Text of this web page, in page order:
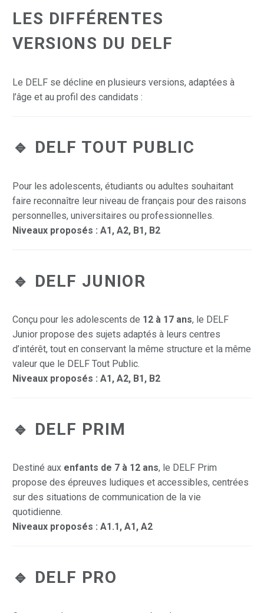
LES DIFFÉRENTES
VERSIONS DU DELF
Le DELF se décline en plusieurs versions, adaptées à
l’âge et au profil des candidats :
🔹 DELF TOUT PUBLIC
Pour les adolescents, étudiants ou adultes souhaitant
faire reconnaître leur niveau de français pour des raisons
personnelles, universitaires ou professionnelles.
Niveaux proposés : A1, A2, B1, B2
🔹 DELF JUNIOR
Conçu pour les adolescents de 12 à 17 ans, le DELF
Junior propose des sujets adaptés à leurs centres
d’intérêt, tout en conservant la même structure et la même
valeur que le DELF Tout Public.
Niveaux proposés : A1, A2, B1, B2
🔹 DELF PRIM
Destiné aux enfants de 7 à 12 ans, le DELF Prim
propose des épreuves ludiques et accessibles, centrées
sur des situations de communication de la vie
quotidienne.
Niveaux proposés : A1.1, A1, A2
🔹 DELF PRO